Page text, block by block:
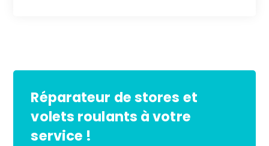
Réparateur de stores et
volets roulants à votre
service !